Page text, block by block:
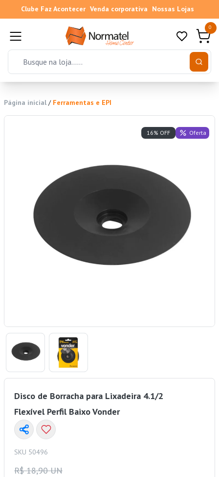
Clube Faz Acontecer Venda corporativa Nossas Lojas
0
Página inicial / Ferramentas e EPI
16% OFF Oferta
Disco de Borracha para Lixadeira 4.1/2
Flexível Perfil Baixo Vonder
SKU 50496
R$ 18,90 UN